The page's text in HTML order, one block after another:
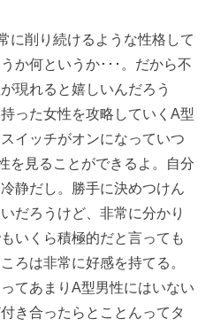
に削り続けるような性格して
か何というか･･･。だから不
現れると嬉しいんだろう
った女性を攻略していくA型
イッチがオンになっていつ
を見ることができるよ。自分
静だし。勝手に決めつけん
だろうけど、非常に分かり
いくら積極的だと言っても
ろは非常に好感を持てる。
てあまりA型男性にはいない
き合ったらとことんってタ